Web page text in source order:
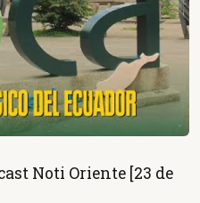
Noti Oriente [23 de